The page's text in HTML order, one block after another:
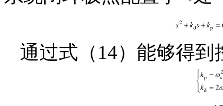
通过式（14）能够得到